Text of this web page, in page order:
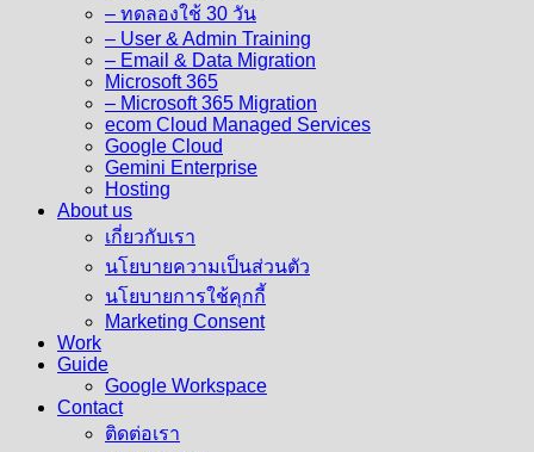
– ทดลองใช้ 30 วัน
– User & Admin Training
– Email & Data Migration
Microsoft 365
– Microsoft 365 Migration
ecom Cloud Managed Services
Google Cloud
Gemini Enterprise
Hosting
About us
เกี่ยวกับเรา
นโยบายความเป็นส่วนตัว
นโยบายการใช้คุกกี้
Marketing Consent
Work
Guide
Google Workspace
Contact
ติดต่อเรา